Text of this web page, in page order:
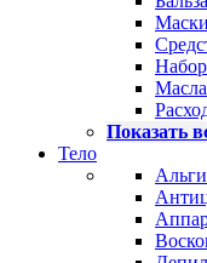
Показать
Тело